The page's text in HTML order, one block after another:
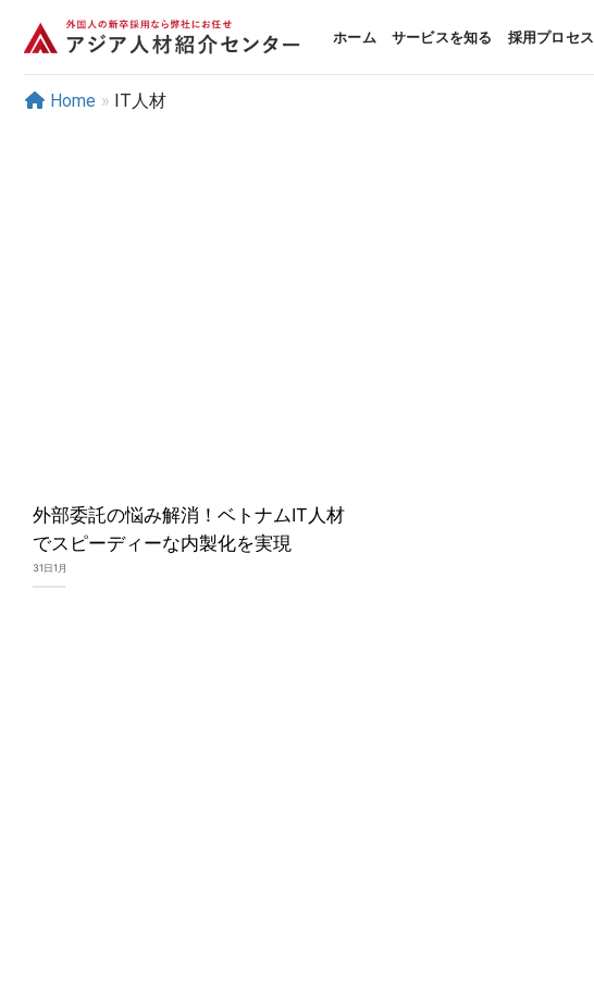
ホーム サービスを知る 採用プロセス
Home » IT人材
外部委託の悩み解消！ベトナムIT人材
でスピーディーな内製化を実現
31日1月